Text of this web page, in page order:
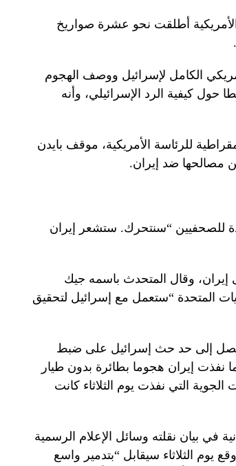
الأمريكية أطلقت نحو عشرة صواريخ
الكامل لإسرائيل ووصف الهجوم
حول كيفية الرد الإسرائيلي، وأنه
للرئاسة الأمريكية، موقف بايدن
مصالحها ضد إيران.
للصحفيين “سنتحرك. ستشعر إيران
إيران، وقال المتحدث باسمه جيك
المتحدة “ستعمل مع إسرائيل لتحقيق
يصل إلى حد حث إسرائيل على ضبط
نفذت إيران هجوما بطائرة بدون طيار
التي نفذت يوم الثلاثاء كانت
في بيان نقلته وسائل الإعلام الرسمية
يوم الثلاثاء سيقابل “بتدمير واسع